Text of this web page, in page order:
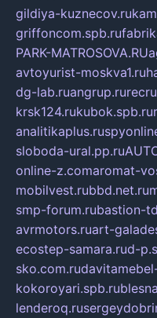
gildiya-kuznecov.ru
griffoncom.spb.ru
PARK-MATROSOVA.RU
avtoyurist-moskva1.ru
dg-lab.ruangrup.ru
krsk124.rukubok.spb.ru
analitikaplus.ru
sloboda-ural.pp.ru
online-z.comaromat-
mobilvest.rubbd.net.ru
smp-forum.rubastion-
avrmotors.ruart-
ecostep-samara.rud-
sko.com.ru
kokoroyari.spb.ru
lenderoq.ru